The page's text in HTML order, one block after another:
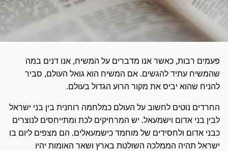
פעמים רבות, כאשר אנו מדברים על המשיח, אנו דנים במה
שהמשיח עתיד להגשים. אם המשיח הוא גואל העולם, סביר
להניח שהוא יביס את מקור הרוע הגדול בעולם.
החרדים נוטים לחשוב על העולם כמלחמה רוחנית בין בני ישראל
לבין בני אדום וישמעאל. יש המרחיקים לכת ומתייחסים לנוצרים
כבני אדום ולחסידים של מוחמד כישמעאלים. הם מצפים ליום בו
ישראל תהיה הממלכה השולטת בארץ ושאר האומות יהיו